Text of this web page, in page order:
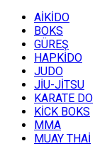
AİKİDO
BOKS
GÜREŞ
HAPKİDO
JUDO
JİU-JİTSU
KARATE DO
KİCK BOKS
MMA
MUAY THAİ